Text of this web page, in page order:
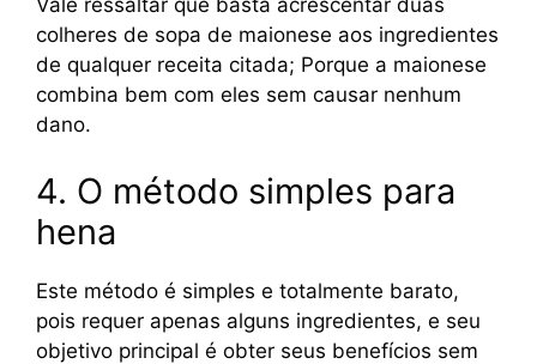
Vale ressaltar que basta acrescentar duas
colheres de sopa de maionese aos ingredientes
de qualquer receita citada; Porque a maionese
combina bem com eles sem causar nenhum
dano.
4. O método simples para
hena
Este método é simples e totalmente barato,
pois requer apenas alguns ingredientes, e seu
objetivo principal é obter seus benefícios sem